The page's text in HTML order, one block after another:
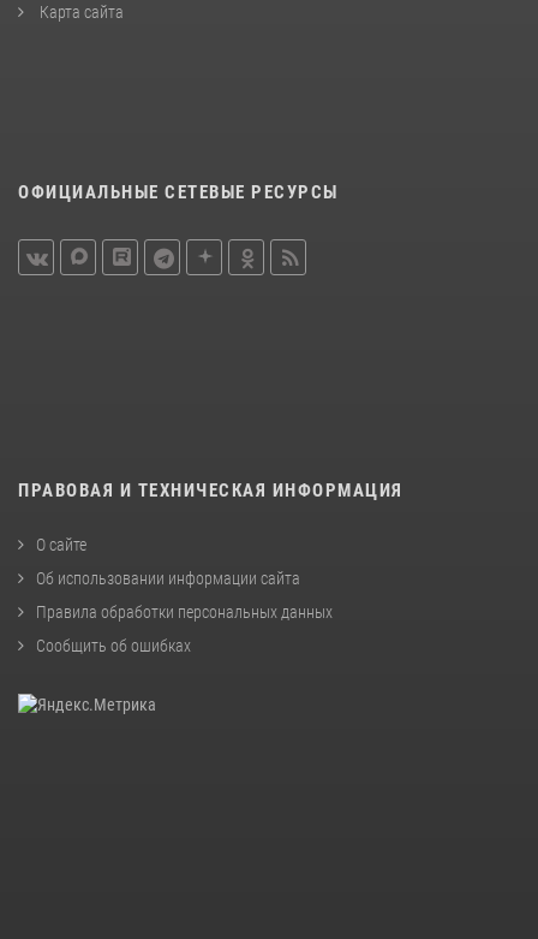
Карта сайта
ОФИЦИАЛЬНЫЕ СЕТЕВЫЕ РЕСУРСЫ
ПРАВОВАЯ И ТЕХНИЧЕСКАЯ ИНФОРМАЦИЯ
О сайте
Об использовании информации сайта
Правила обработки персональных данных
Сообщить об ошибках